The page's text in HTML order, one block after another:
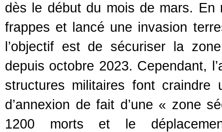
dès le début du mois de mars. En
frappes et lancé une invasion
l’objectif est de sécuriser la
depuis octobre 2023. Cependant,
structures militaires font craindre
d’annexion de fait d’une « zone
1200 morts et le